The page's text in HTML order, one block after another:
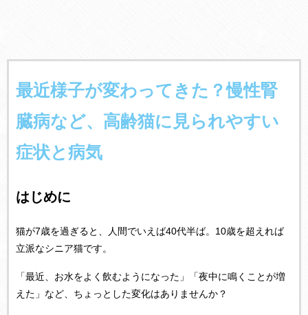
最近様子が変わってきた？慢性腎
臓病など、高齢猫に見られやすい
症状と病気
はじめに
猫が7歳を過ぎると、人間でいえば40代半ば。10歳を超えれば
立派なシニア猫です。
「最近、お水をよく飲むようになった」「夜中に鳴くことが増
えた」など、ちょっとした変化はありませんか？